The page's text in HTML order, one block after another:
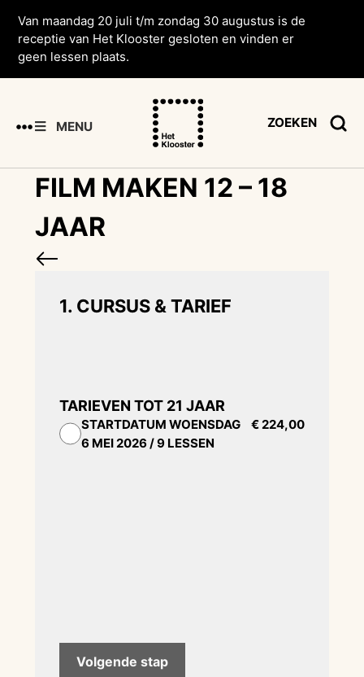
Van maandag 20 juli t/m zondag 30 augustus is de
receptie van Het Klooster gesloten en vinden er
geen lessen plaats.
MENU ZOEKEN
FILM MAKEN 12 – 18
JAAR
1. CURSUS & TARIEF
TARIEVEN TOT 21 JAAR
STARTDATUM WOENSDAG
6 MEI 2026 / 9 LESSEN
€ 224,00